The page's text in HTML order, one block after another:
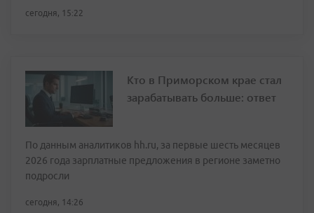
сегодня, 15:22
Кто в Приморском крае стал
зарабатывать больше: ответ
По данным аналитиков hh.ru, за первые шесть месяцев
2026 года зарплатные предложения в регионе заметно
подросли
сегодня, 14:26